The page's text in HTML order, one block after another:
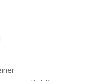
–